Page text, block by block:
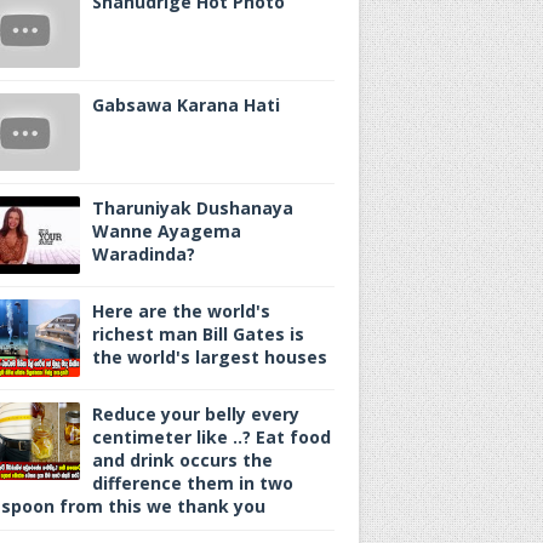
Gabsawa Karana Hati
Tharuniyak Dushanaya
Wanne Ayagema
Waradinda?
Here are the world's
richest man Bill Gates is
the world's largest houses
Reduce your belly every
centimeter like ..? Eat food
and drink occurs the
difference them in two
from this we thank you